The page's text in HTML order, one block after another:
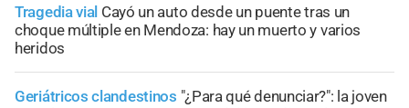
Tragedia vial Cayó un auto desde un puente tras un
choque múltiple en Mendoza: hay un muerto y varios
heridos
Geriátricos clandestinos "¿Para qué denunciar?": la joven